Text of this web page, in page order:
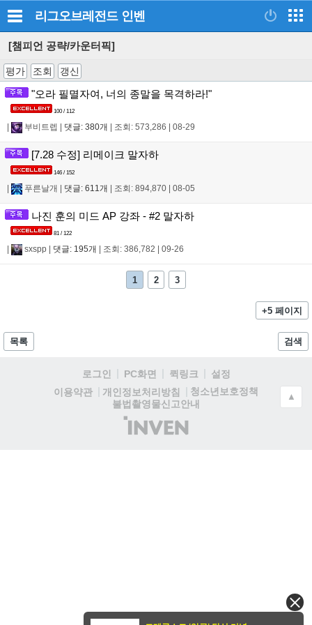
리그오브레전드 인벤
[챔피언 공략/카운터픽]
평가 조회 갱신
"오라 필멸자여, 너의 종말을 목격하라!"
100 / 112
부비트렙 댓글: 380개 조회: 573,286 08-29
[7.28 수정] 리메이크 말자하
146 / 152
| 푸른날개 | 댓글: 611개 | 조회: 894,870 | 08-05
나진 훈의 미드 AP 강좌 - #2 말자하
81 / 122
sxspp 댓글: 195개 조회: 386,782 09-26
1 2 3
+5 페이지
목록 검색
로그인 PC화면 퀵링크
설정
이용약관
개인정보처리방침
청소년보호정책
불법촬영물신고안내
(주)
인
▲